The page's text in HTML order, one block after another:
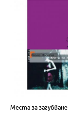
Места за загубване